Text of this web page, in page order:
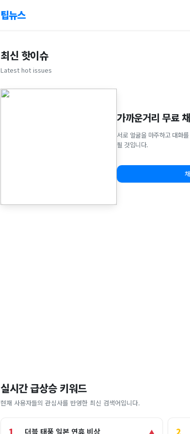
팁뉴스
최신 핫이슈
Latest hot issues
가까운거리 무료
서로 얼굴을 마주하고 대화
될 것입니다.
실시간 급상승 키워드
현재 사용자들의 관심사를 반영한 최신 검색어입니다.
더블 태풍 일본 연휴 비상 ▲ 2